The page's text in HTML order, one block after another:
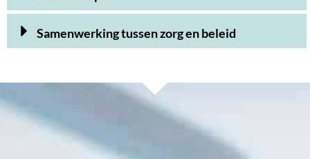
Samenwerking tussen zorg en beleid